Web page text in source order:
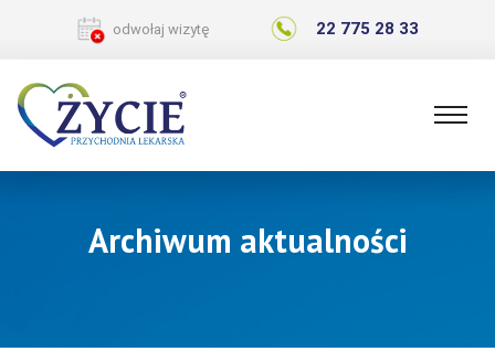
odwołaj wizytę 22 775 28 33
Archiwum aktualności